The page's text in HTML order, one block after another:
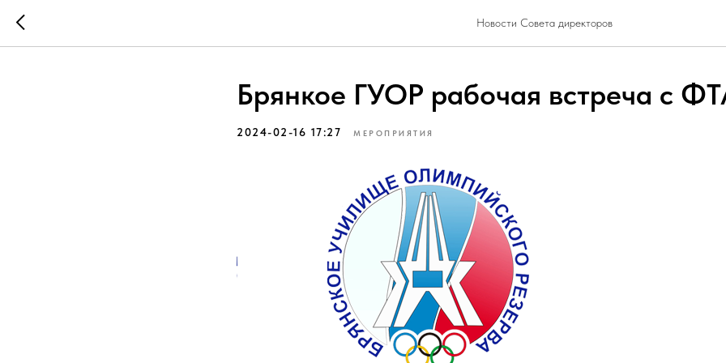
Новости Совета директоров
Брянкое ГУОР рабочая встреча с
2024-02-16 17:27 МЕРОПРИЯТИЯ